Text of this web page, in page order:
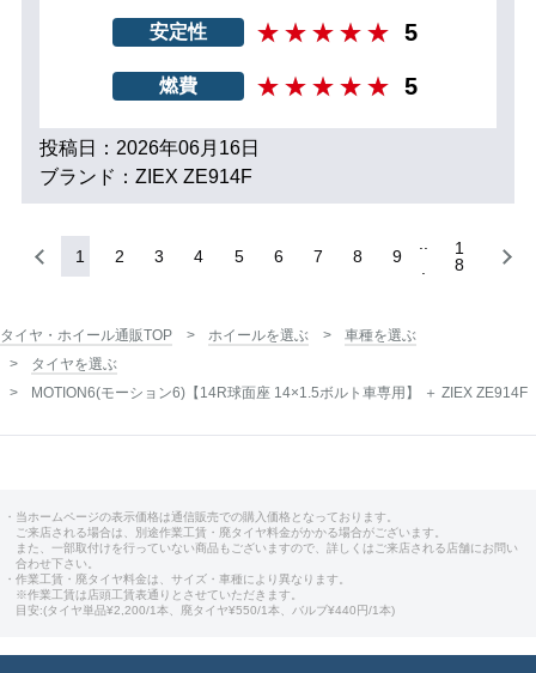
安定性 5
燃費 5
投稿日：2026年06月16日
ブランド：ZIEX ZE914F
1 2 3 4 5 6 7 8 9
1
8
タイヤ・ホイール通販TOP ホイールを選ぶ
車種を選ぶ
タイヤを選ぶ
MOTION6(モーション6)【14R球面座 14×1.5ボルト車専用】 ＋ ZIEX ZE914F
・当ホームページの表示価格は通信販売での購入価格となっております。
ご来店される場合は、別途作業工賃・廃タイヤ料金がかかる場合がございます。
また、一部取付けを行っていない商品もございますので、詳しくはご来店される店舗にお問い
合わせ下さい。
・作業工賃・廃タイヤ料金は、サイズ・車種により異なります。
※作業工賃は店頭工賃表通りとさせていただきます。
目安:(タイヤ単品¥2,200/1本、廃タイヤ¥550/1本、バルブ¥440円/1本)